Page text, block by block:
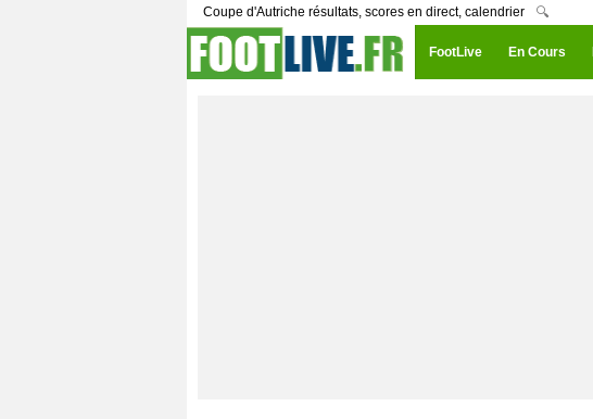
Coupe d'Autriche résultats, scores en direct, calendrier 🔍
FootLive En Cours